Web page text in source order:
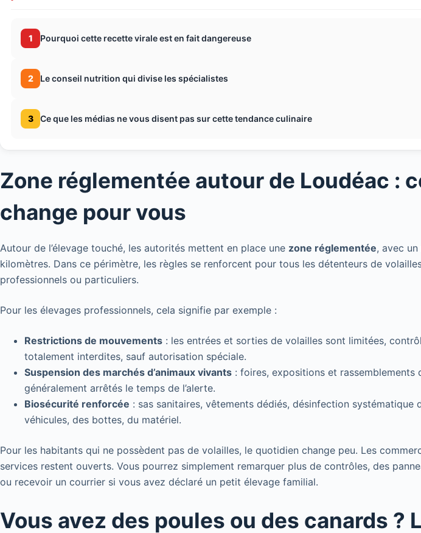
1 Pourquoi cette recette virale est en fait dangereuse
2 Le conseil nutrition qui divise les spécialistes
3 Ce que les médias ne vous disent pas sur cette tendance culinaire
Zone réglementée autour de Loudéac :
change pour vous
Autour de l’élevage touché, les autorités mettent en place une zone réglementée, avec
kilomètres. Dans ce périmètre, les règles se renforcent pour tous les détenteurs de
professionnels ou particuliers.
Pour les élevages professionnels, cela signifie par exemple :
Restrictions de mouvements : les entrées et sorties de volailles sont limitées,
totalement interdites, sauf autorisation spéciale.
Suspension des marchés d’animaux vivants : foires, expositions et rassemblements
généralement arrêtés le temps de l’alerte.
Biosécurité renforcée : sas sanitaires, vêtements dédiés, désinfection systématique
véhicules, des bottes, du matériel.
Pour les habitants qui ne possèdent pas de volailles, le quotidien change peu. Les
services restent ouverts. Vous pourrez simplement remarquer plus de contrôles, des
ou recevoir un courrier si vous avez déclaré un petit élevage familial.
Vous avez des poules ou des canards ?